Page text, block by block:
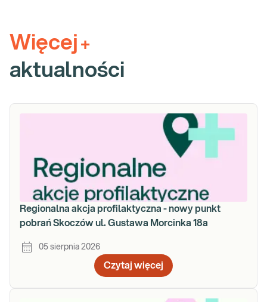
Więcej +
aktualności
Regionalna akcja profilaktyczna - nowy punkt
pobrań Skoczów ul. Gustawa Morcinka 18a
05 sierpnia 2026
Czytaj więcej